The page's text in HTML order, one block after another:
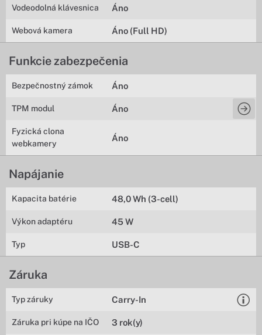
Vodeodolná klávesnica Áno
Webová kamera Áno (Full HD)
Funkcie zabezpečenia
Bezpečnostný zámok Áno
TPM modul Áno
Fyzická clona
webkamery
Áno
Napájanie
Kapacita batérie 48,0 Wh (3-cell)
Výkon adaptéru 45 W
Typ USB-C
Záruka
Typ záruky Carry-In
Záruka pri kúpe na IČO 3 rok(y)